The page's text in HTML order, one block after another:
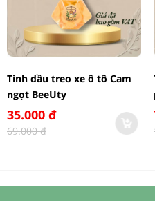
Tinh dầu treo xe ô tô Cam
ngọt BeeUty
35.000 đ
69.000 đ